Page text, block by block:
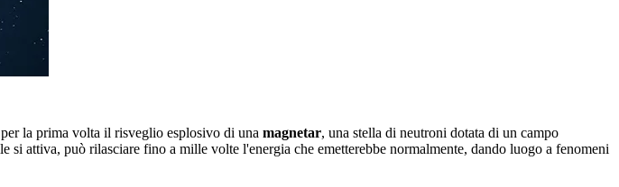
per la prima volta il risveglio esplosivo di una magnetar, una stella di neutroni dotata di un campo
attiva, può rilasciare fino a mille volte l'energia che emetterebbe normalmente, dando luogo a fenomeni